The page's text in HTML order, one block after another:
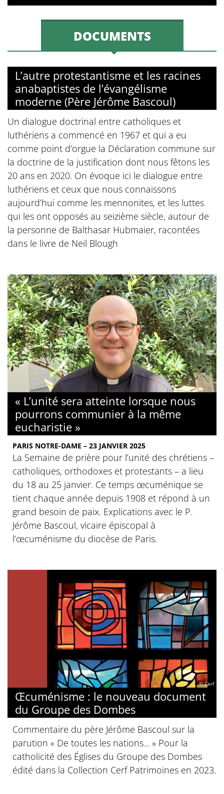
DOCUMENTS
L’autre protestantisme et les racines
anabaptistes de l’évangélisme
moderne (Père Jérôme Bascoul)
Un dialogue doctrinal entre catholiques et
luthériens a commencé en 1967 et qui a eu
comme point d’orgue la Déclaration commune sur
la doctrine de la justification dont nous fêtons les
20 ans en 2020. On évoque ici le dialogue entre
luthériens et ceux que nous connaissons
aujourd’hui comme les mennonites, et les luttes
qui les ont opposés au seizième siècle, autour de
la personne de Balthasar Hubmaier, racontées
dans le livre de Neil Blough
« L’unité sera atteinte lorsque nous
pourrons communier à la même
eucharistie »
PARIS NOTRE-DAME – 23 JANVIER 2025
La Semaine de prière pour l’unité des chrétiens –
catholiques, orthodoxes et protestants – a lieu
du 18 au 25 janvier. Ce temps œcuménique se
tient chaque année depuis 1908 et répond à un
grand besoin de paix. Explications avec le P.
Jérôme Bascoul, vicaire épiscopal à
l’œcuménisme du diocèse de Paris.
© Cerf
Œcuménisme : le nouveau document
du Groupe des Dombes
Commentaire du père Jérôme Bascoul sur la
parution « De toutes les nations... » Pour la
catholicité des Églises du Groupe des Dombes
édité dans la Collection Cerf Patrimoines en 2023.